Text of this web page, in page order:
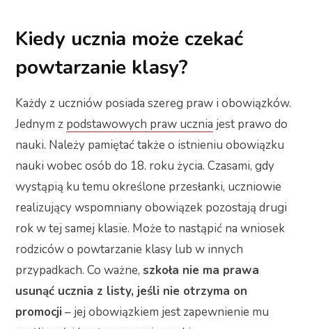
Kiedy ucznia może czekać
powtarzanie klasy?
Każdy z uczniów posiada szereg praw i obowiązków.
Jednym z podstawowych praw ucznia jest prawo do
nauki. Należy pamiętać także o istnieniu obowiązku
nauki wobec osób do 18. roku życia. Czasami, gdy
wystąpią ku temu określone przesłanki, uczniowie
realizujący wspomniany obowiązek pozostają drugi
rok w tej samej klasie. Może to nastąpić na wniosek
rodziców o powtarzanie klasy lub w innych
przypadkach. Co ważne, szkoła nie ma prawa
usunąć ucznia z listy, jeśli nie otrzyma on
promocji– jej obowiązkiem jest zapewnienie mu